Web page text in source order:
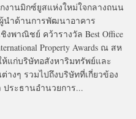
งานมิกซ์ยูสแห่งใหม่ใจกลางถนน
นำด้านการพัฒนาอาคาร
งพาณิชย์ คว้ารางวัล Best Office
Property Awards ณ สห
แก่บริษัทอสังหาริมทรัพย์และ
งๆ รวมไปถึงบริษัทที่เกี่ยวข้อง
ระธานอำนวยการ...